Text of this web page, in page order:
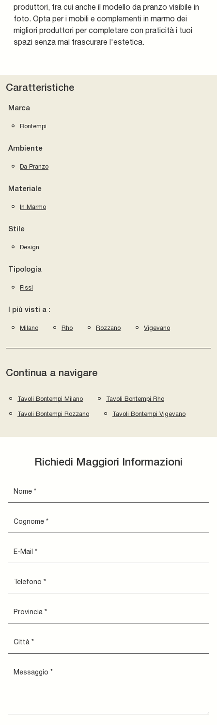
produttori, tra cui anche il modello da pranzo visibile in
foto. Opta per i mobili e complementi in marmo dei
migliori produttori per completare con praticità i tuoi
spazi senza mai trascurare l'estetica.
Caratteristiche
Marca
Bontempi
Ambiente
Da Pranzo
Materiale
In Marmo
Stile
Design
Tipologia
Fissi
I più visti a :
Milano Rho Rozzano Vigevano
Continua a navigare
Tavoli Bontempi Milano Tavoli Bontempi Rho
Tavoli Bontempi Rozzano Tavoli Bontempi Vigevano
Richiedi Maggiori Informazioni